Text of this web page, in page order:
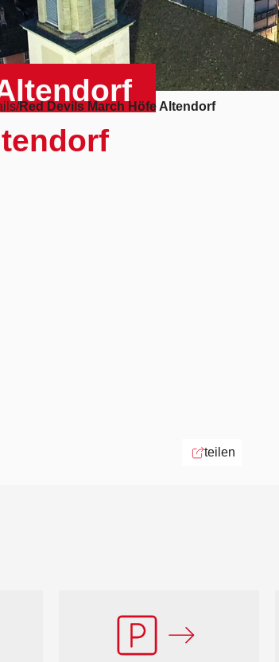
Red Devils March Höfe Altendorf
teilen